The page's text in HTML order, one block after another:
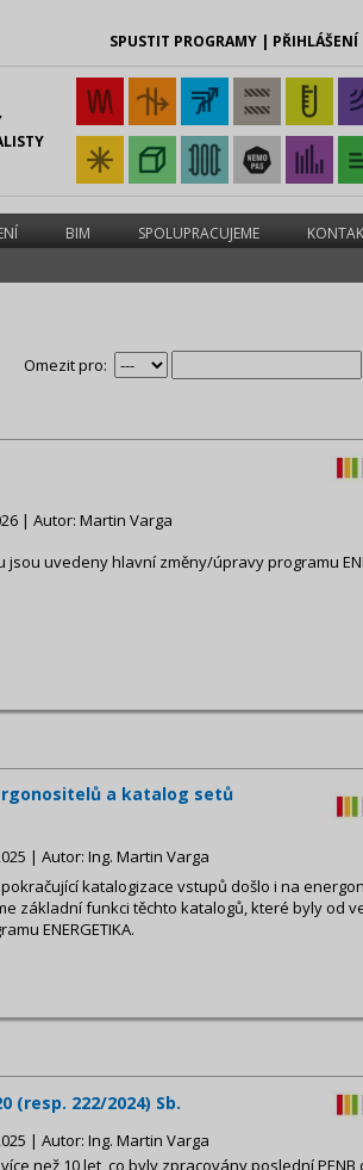
SPUSTIT PROGRAMY | PŘIHLÁŠENÍ
BIM SPOLUPRACUJEME
Omezit pro:
| Autor: Martin Varga
jsou uvedeny hlavní změny/úpravy programu
a katalog setů
| Autor: Ing. Martin Varga
katalogizace vstupů došlo i na
základní funkci těchto katalogů, které byly od
ENERGETIKA.
(resp. 222/2024) Sb.
| Autor: Ing. Martin Varga
než 10 let, co byly zpracovány poslední PENB